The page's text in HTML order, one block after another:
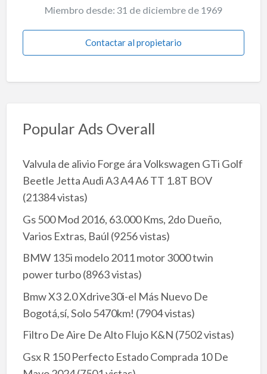
Miembro desde: 31 de diciembre de 1969
Contactar al propietario
Popular Ads Overall
Valvula de alivio Forge ára Volkswagen GTi Golf
Beetle Jetta Audi A3 A4 A6 TT 1.8T BOV
(21384 vistas)
Gs 500 Mod 2016, 63.000 Kms, 2do Dueño,
Varios Extras, Baúl (9256 vistas)
BMW 135i modelo 2011 motor 3000 twin
power turbo(8963 vistas)
Bmw X3 2.0 Xdrive30i-el Más Nuevo De
Bogotá,sí, Solo 5470km! (7904 vistas)
Filtro De Aire De Alto Flujo K&N (7502 vistas)
Gsx R 150 Perfecto Estado Comprada 10 De